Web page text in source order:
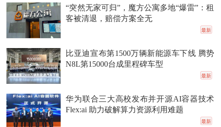
“突然无家可归”，魔方公寓多地“爆雷”：租
客被清退，赔偿方案全无
最新
比亚迪宣布第1500万辆新能源车下线 腾势
N8L第15000台成里程碑车型
最新
华为联合三大高校发布并开源AI容器技术
Flex:ai 助力破解算力资源利用难题
最新